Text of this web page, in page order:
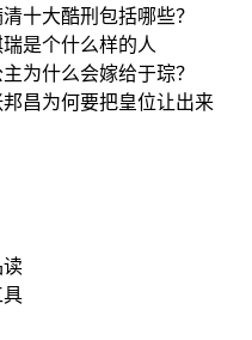
十大酷刑包括哪些？
是个什么样的人
为什么会嫁给于琮？
昌为何要把皇位让出来
读
具